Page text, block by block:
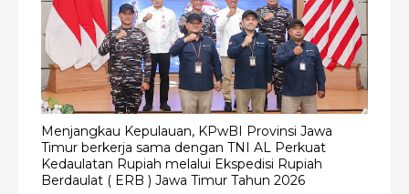
Menjangkau Kepulauan, KPwBI Provinsi Jawa
Timur berkerja sama dengan TNI AL Perkuat
Kedaulatan Rupiah melalui Ekspedisi Rupiah
Berdaulat ( ERB ) Jawa Timur Tahun 2026